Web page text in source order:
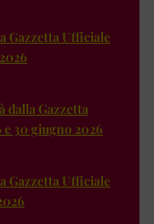
Gazzetta Ufficiale
dalla Gazzetta
30 giugno 2026
Gazzetta Ufficiale